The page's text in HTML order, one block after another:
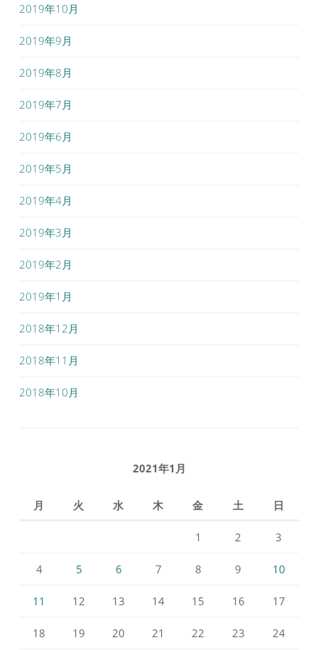
2019年10月
2019年9月
2019年8月
2019年7月
2019年6月
2019年5月
2019年4月
2019年3月
2019年2月
2019年1月
2018年12月
2018年11月
2018年10月
2021年1月
月 火 水 木 金 土 日
1 2 3
4 5 6 7 8 9 10
11 12 13 14 15 16 17
18 19 20 21 22 23 24